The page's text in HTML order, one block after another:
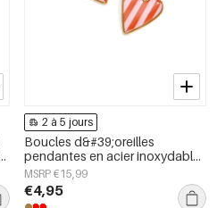
2 à 5 jours
Boucles d&#39;oreilles
pendantes en acier inoxydable
en forme de cœur, collection
Daily Simple, bijoux pour
femmes
MSRP €15,99
€4,95